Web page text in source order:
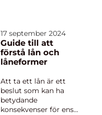
17 september 2024
Guide till att
förstå lån och
låneformer
Att ta ett lån är ett
beslut som kan ha
betydande
konsekvenser för ens